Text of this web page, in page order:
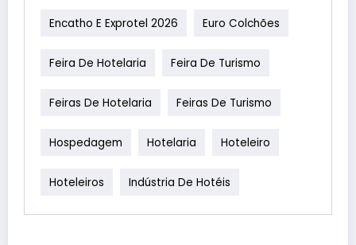
Encatho E Exprotel 2026 Euro Colchões
Feira De Hotelaria Feira De Turismo
Feiras De Hotelaria Feiras De Turismo
Hospedagem Hotelaria Hoteleiro
Hoteleiros Indústria De Hotéis